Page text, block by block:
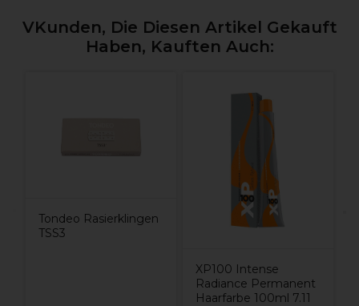
VKunden, Die Diesen Artikel Gekauft
Haben, Kauften Auch:
Tondeo Rasierklingen
TSS3
XP100 Intense
Radiance Permanent
Haarfarbe 100ml 7.11